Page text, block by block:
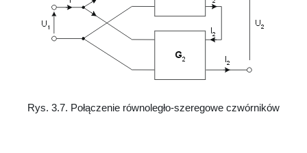
Rys. 3.7. Połączenie równoległo-szeregowe czwórników